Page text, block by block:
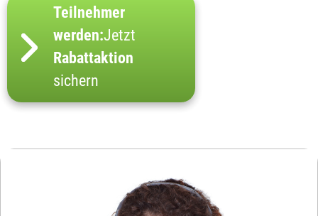
Teilnehmer
werden:Jetzt
Rabattaktion
sichern